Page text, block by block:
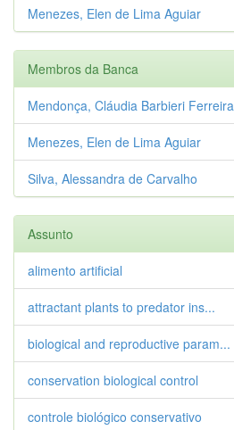
Menezes, Elen de Lima Aguiar
Membros da Banca
Mendonça, Cláudia Barbieri Ferreira
Menezes, Elen de Lima Aguiar
Silva, Alessandra de Carvalho
Assunto
alimento artificial
attractant plants to predator ins...
biological and reproductive param...
conservation biological control
controle biológico conservativo